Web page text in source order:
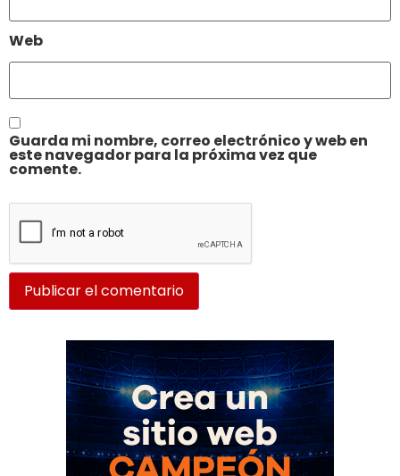
Web
Guarda mi nombre, correo electrónico y web en
este navegador para la próxima vez que
comente.